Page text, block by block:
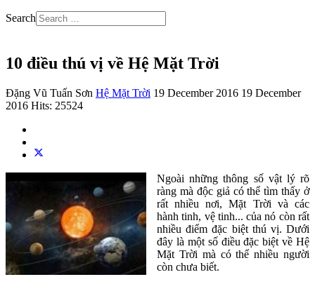
Search
10 điều thú vị về Hệ Mặt Trời
Đặng Vũ Tuấn Sơn Hệ Mặt Trời 19 December 2016 19 December
2016 Hits: 25524
Ngoài những thông số vật lý rõ
ràng mà độc giả có thể tìm thấy ở
rất nhiều nơi, Mặt Trời và các
hành tinh, vệ tinh... của nó còn rất
nhiều điểm đặc biệt thú vị. Dưới
đây là một số điều đặc biệt về Hệ
Mặt Trời mà có thể nhiều người
còn chưa biết.